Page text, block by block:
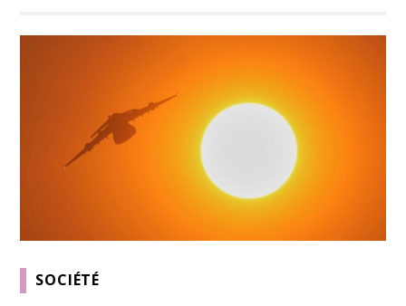
SOCIÉTÉ